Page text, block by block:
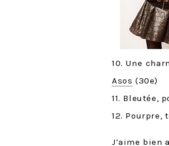
10. Une
Asos (30e)
11. Bleutée,
12. Pourpre,
J’aime bien